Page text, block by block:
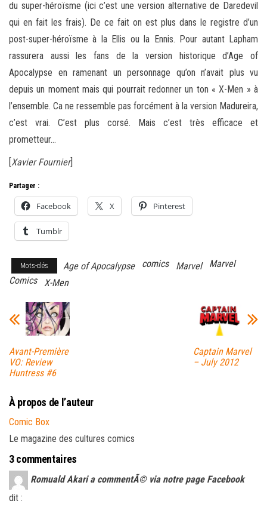
du super-héroïsme (ici c’est une version alternative de Daredevil
qui en fait les frais). De ce fait on est plus dans le registre d’un
post-super-héroïsme à la Ellis ou la Ennis. Pour autant Lapham
rassurera aussi les fans de la version historique d’Age of
Apocalypse en ramenant un personnage qu’on n’avait plus vu
depuis un moment mais qui pourrait redonner un ton « X-Men » à
l’ensemble. Ca ne ressemble pas forcément à la version Madureira,
c’est vrai. C’est plus corsé. Mais c’est très efficace et
prometteur…
[Xavier Fournier]
Partager :
Facebook X Pinterest
Tumblr
Mots-clés Age of Apocalypse comics Marvel
Marvel
Comics
X-Men
Avant-Première
VO: Review
Huntress #6
Captain Marvel
– July 2012
À propos de l’auteur
Comic Box
Le magazine des cultures comics
3 commentaires
Romuald Akari a commentÃ© via notre page Facebook
dit :